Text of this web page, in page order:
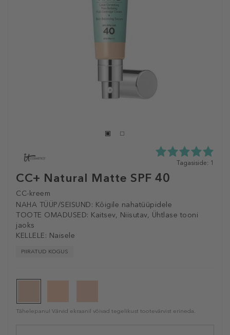
CC+ Natural Matte SPF 40
CC-kreem
NAHA TÜÜP/SEISUND: Kõigile nahatüüpidele
TOOTE OMADUSED: Kaitsev, Niisutav, Ühtlase tooni
jaoks
KELLELE: Naisele
PIIRATUD KOGUS
5.0
Tagasiside: 1
Tähelepanu! Värvid ekraanil võivad tegelikust tootevärvist erineda.